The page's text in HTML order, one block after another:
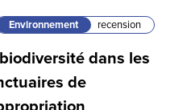
Environnement recension
dans les
de